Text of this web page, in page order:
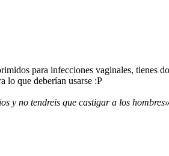
para infecciones vaginales, tienes
lo que deberían usarse :P
y no tendreis que castigar a los hombres»,